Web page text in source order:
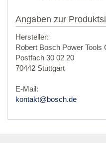
Angaben zur
Hersteller:
Robert Bosch Power Tools
Postfach 30 02 20
70442 Stuttgart
E-Mail:
kontakt@bosch.de